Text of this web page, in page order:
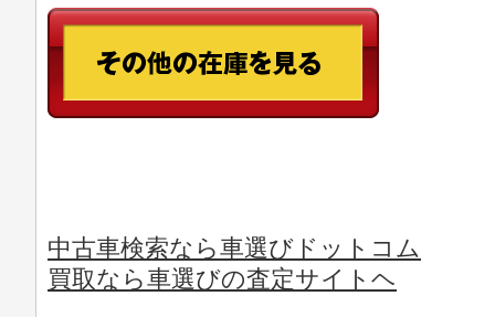
中古車検索なら車選びドットコム
買取なら車選びの査定サイトヘ